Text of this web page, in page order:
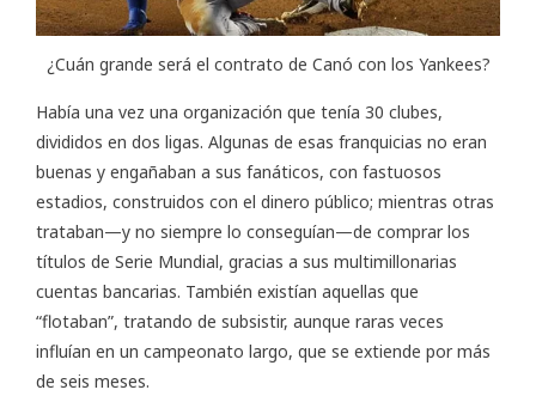
¿Cuán grande será el contrato de Canó con los Yankees?
Había una vez una organización que tenía 30 clubes,
divididos en dos ligas. Algunas de esas franquicias no eran
buenas y engañaban a sus fanáticos, con fastuosos
estadios, construidos con el dinero público; mientras otras
trataban—y no siempre lo conseguían—de comprar los
títulos de Serie Mundial, gracias a sus multimillonarias
cuentas bancarias. También existían aquellas que
“flotaban”, tratando de subsistir, aunque raras veces
influían en un campeonato largo, que se extiende por más
de seis meses.